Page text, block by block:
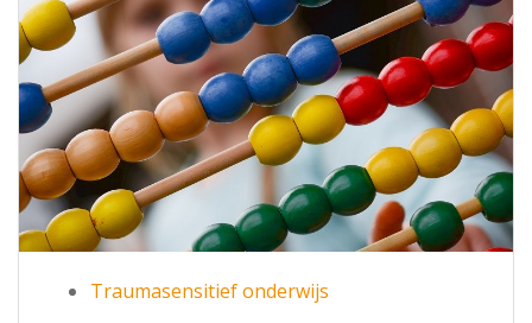
Traumasensitief onderwijs